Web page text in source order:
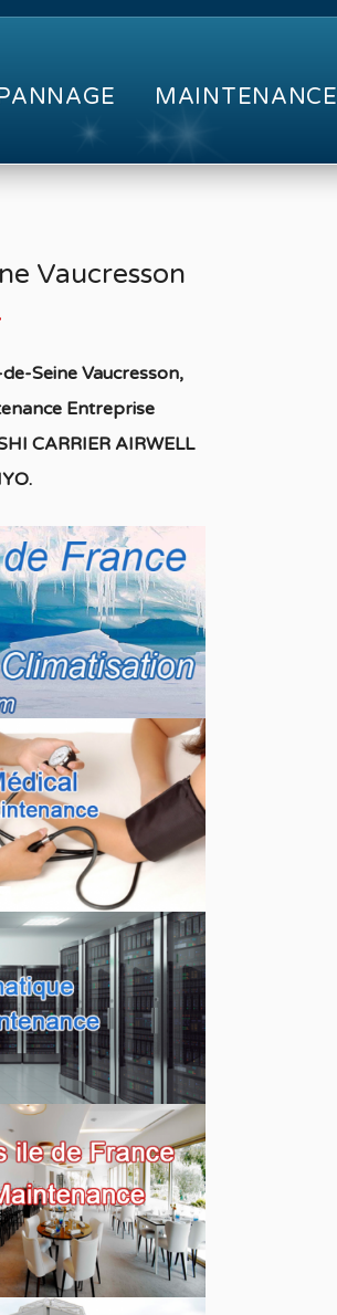
MAINTENANCE
Vaucresson
Seine Vaucresson,
Entreprise
CARRIER AIRWELL
.